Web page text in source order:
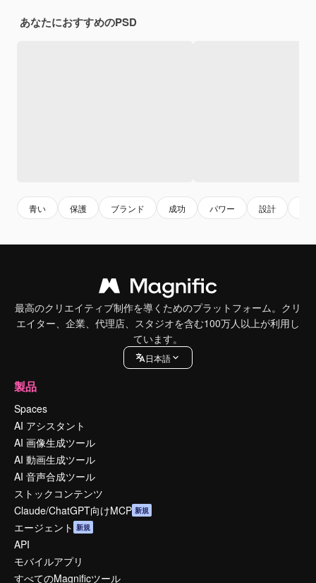
あなたにおすすめのPSD
青い 保護 ブランド 成功 パワー 設計
最高のクリエイティブ制作を導くためのプラットフォーム。クリ
エイター、企業、代理店、スタジオを含む100万人以上が利用し
ています。
日本語
製品
Spaces
AI アシスタント
AI 画像生成ツール
AI 動画生成ツール
AI 音声合成ツール
ストックコンテンツ
Claude/ChatGPT向けMCP 新規
エージェント 新規
API
モバイルアプリ
すべてのMagnificツール